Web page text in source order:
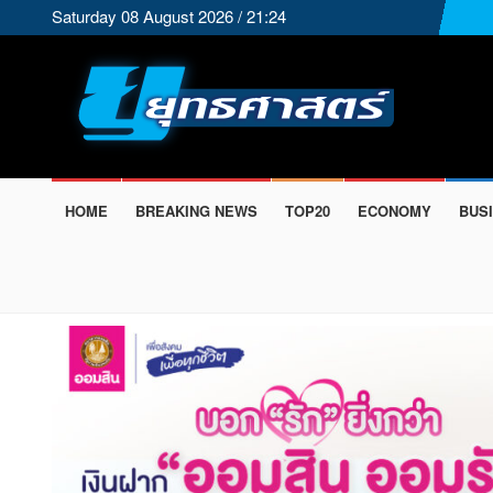
Saturday 08 August 2026 / 21:24
HOME BREAKING NEWS TOP20 ECONOMY